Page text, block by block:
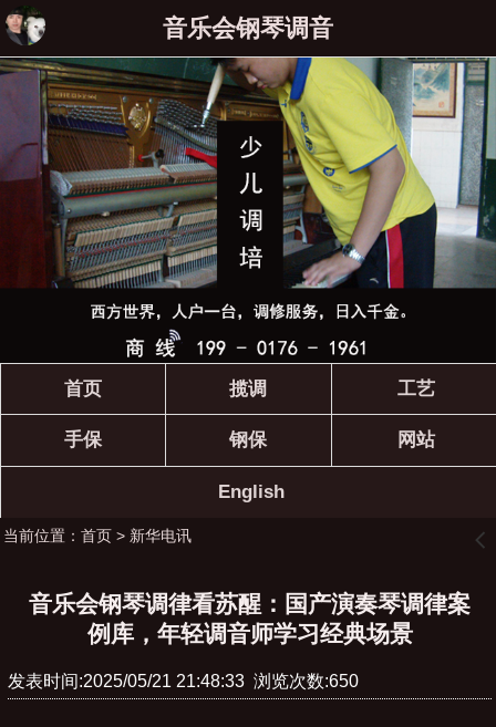
音乐会钢琴调音
首页 揽调 工艺
手保 钢保 网站
English
当前位置： 首页> 新华电讯 󰊒
音乐会钢琴调律看苏醒：国产演奏琴调律案
例库，年轻调音师学习经典场景
发表时间:2025/05/21 21:48:33 浏览次数:650